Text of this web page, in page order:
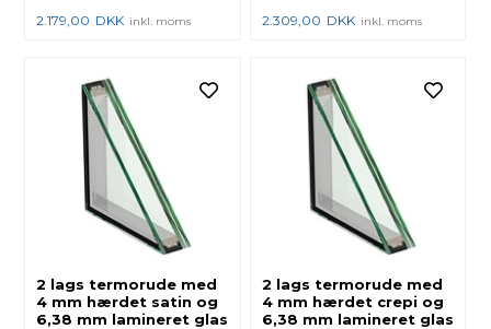
2.179,00 DKK inkl. moms 2.309,00 DKK inkl. moms
2 lags termorude med
4 mm hærdet satin og
6,38 mm lamineret glas
2 lags termorude med
4 mm hærdet crepi og
6,38 mm lamineret glas